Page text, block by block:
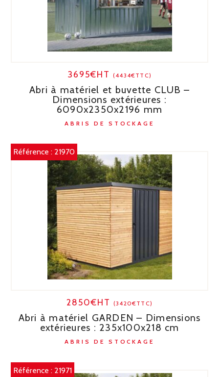
3695€HT (4434€TTC)
Abri à matériel et buvette CLUB –
Dimensions extérieures :
6090x2350x2196 mm
ABRIS DE STOCKAGE
Référence : 21970
2850€HT (3420€TTC)
Abri à matériel GARDEN – Dimensions
extérieures : 235x100x218 cm
ABRIS DE STOCKAGE
Référence : 21971